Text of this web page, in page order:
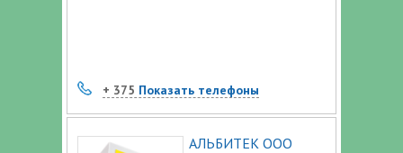
+ 375 Показать телефоны
АЛЬБИТЕК ООО